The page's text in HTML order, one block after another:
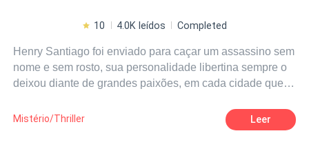
10 4.0K leídos Completed
Henry Santiago foi enviado para caçar um assassino sem
nome e sem rosto, sua personalidade libertina sempre o
deixou diante de grandes paixões, em cada cidade que
vitima de seus olhos maliciosos, porem desta vez era
amor, e desta vez ele poderia jamais ver o jovem de
Mistério/Thriller Leer